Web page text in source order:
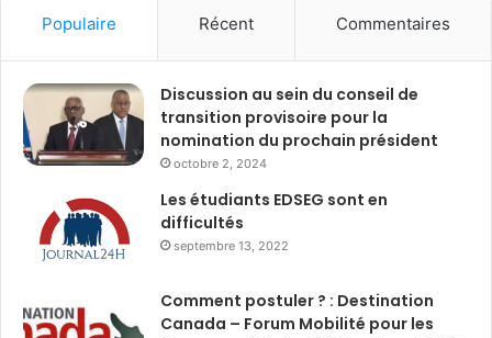
Populaire Récent Commentaires
Discussion au sein du conseil de
transition provisoire pour la
nomination du prochain président
octobre 2, 2024
Les étudiants EDSEG sont en
difficultés
septembre 13, 2022
Comment postuler ? : Destination
Canada – Forum Mobilité pour les